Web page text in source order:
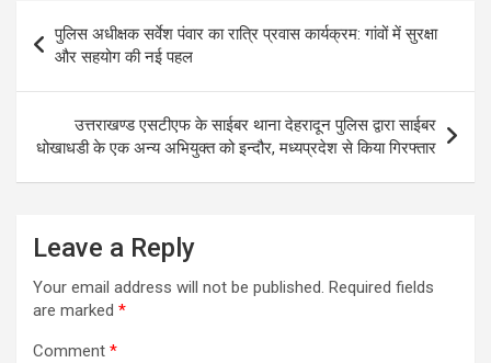
Post
navigation
पुलिस अधीक्षक सर्वेश पंवार का रात्रि प्रवास कार्यक्रम: गांवों में सुरक्षा
और सहयोग की नई पहल
उत्तराखण्ड एसटीएफ के साईबर थाना देहरादून पुलिस द्वारा साईबर
धोखाधडी के एक अन्य अभियुक्त को इन्दौर, मध्यप्रदेश से किया गिरफ्तार
Leave a Reply
Your email address will not be published. Required fields
are marked *
Comment *